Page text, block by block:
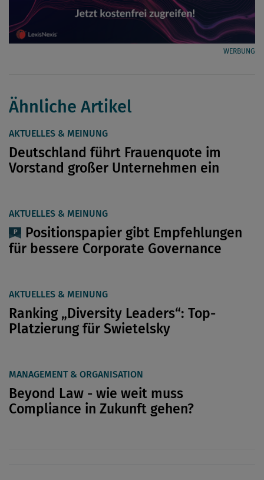
WERBUNG
Ähnliche Artikel
AKTUELLES & MEINUNG
Deutschland führt Frauenquote im
Vorstand großer Unternehmen ein
AKTUELLES & MEINUNG
Positionspapier gibt Empfehlungen
für bessere Corporate Governance
AKTUELLES & MEINUNG
Ranking „Diversity Leaders“: Top-
Platzierung für Swietelsky
MANAGEMENT & ORGANISATION
Beyond Law - wie weit muss
Compliance in Zukunft gehen?